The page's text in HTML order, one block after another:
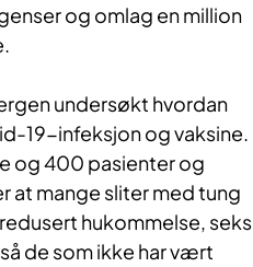
og omlag en million
undersøkt hvordan
19-infeksjon og vaksine.
og 400 pasienter og
at mange sliter med tung
hukommelse, seks
de som ikke har vært